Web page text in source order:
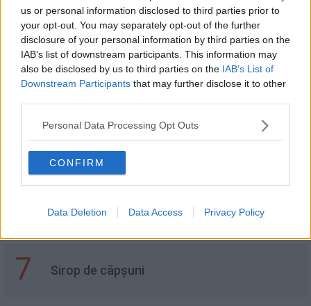
us or personal information disclosed to third parties prior to
your opt-out. You may separately opt-out of the further
disclosure of your personal information by third parties on the
IAB’s list of downstream participants. This information may
also be disclosed by us to third parties on the IAB’s List of
Downstream Participants that may further disclose it to other
Personal Data Processing Opt Outs
CONFIRM
Data Deletion Data Access Privacy Policy
3 Cod Cu Curry Si Cocos
4 Mini Zuccotto
5 Fursecuri cu citrice
Care Ar Trebui Sa Le Incerci
7 Sirop de căpșuni